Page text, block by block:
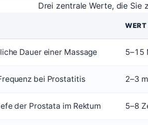
Drei zentrale Werte, die Sie
WERT
Dauer einer Massage 5–15
bei Prostatitis 2–3
der Prostata im Rektum 5–8